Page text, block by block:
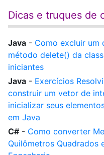
Dicas e truques de
Java - Como excluir um
método delete() da
iniciantes
Java - Exercícios
construir um vetor de
inicializar seus
em Java
C# - Como converter
Quilômetros Quadrados